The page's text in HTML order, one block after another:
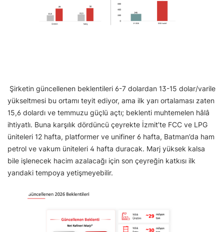
Şirketin güncellenen beklentileri 6-7 dolardan 13-15 dolar/varile
yükseltmesi bu ortamı teyit ediyor, ama ilk yarı ortalaması zaten
15,6 dolardı ve temmuzu güçlü açtı; beklenti muhtemelen hâlâ
ihtiyatlı. Buna karşılık dördüncü çeyrekte İzmit’te FCC ve LPG
üniteleri 12 hafta, platformer ve unifiner 6 hafta, Batman’da ham
petrol ve vakum üniteleri 4 hafta duracak. Marj yüksek kalsa
bile işlenecek hacim azalacağı için son çeyreğin katkısı ilk
yarıdaki tempoya yetişmeyebilir.